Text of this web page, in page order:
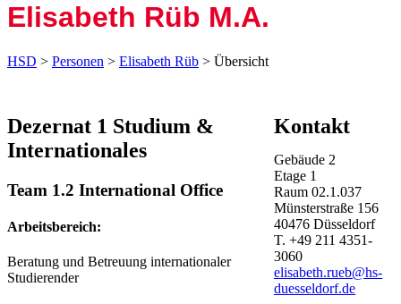
Elisabeth Rüb M.A.
HSD > Personen > Elisabeth Rüb > Übersicht
Dezernat 1 Studium &
Internationales
Team 1.2 International Office
Arbeitsbereich:
Beratung und Betreuung internationaler
Studierender
Kontakt
Gebäude 2
Etage 1
Raum02.1.037
Münsterstraße 156
40476Düsseldorf
T.+49 211 4351-
3060
elisabeth.rueb@hs-
duesseldorf.de